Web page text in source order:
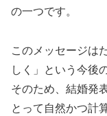
の一つです。
このメッセージは
しく」という今後
そのため、結婚発
とって自然かつ計